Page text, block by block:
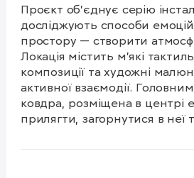
Проєкт об’єднує серію
досліджують способи
простору — створити
Локація містить м’які
композиції та художні
активної взаємодії.
ковдра, розміщена в центрі
прилягти, загорнутися в неї